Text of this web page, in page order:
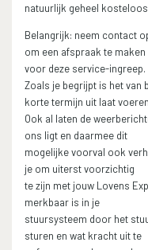
natuurlijk geheel
Belangrijk: neem contact
om een afspraak te maken
voor deze service-ingreep.
Zoals je begrijpt is het van
korte termijn uit laat
Ook al laten de
ons ligt en daarmee dit
mogelijke voorval ook
je om uiterst voorzichtig
te zijn met jouw Lovens
merkbaar is in je
stuursysteem door het
sturen en wat kracht uit te